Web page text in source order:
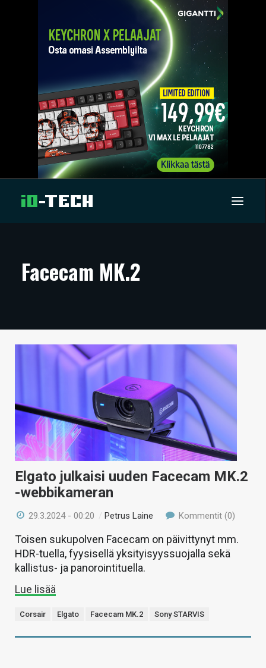
ARTIKKELIT
TECHBBS
KAUPPA
VAIHDA TEEMA
HAKU
Facecam MK.2
Elgato julkaisi uuden Facecam MK.2
-webbikameran
29.3.2024 - 00:20 /Petrus Laine Kommentit (0)
Toisen sukupolven Facecam on päivittynyt mm.
HDR-tuella, fyysisellä yksityisyyssuojalla sekä
kallistus- ja panorointituella.
Lue lisää
Corsair Elgato Facecam MK.2 Sony STARVIS